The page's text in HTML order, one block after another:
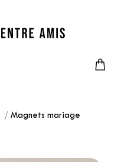
Magnets mariage